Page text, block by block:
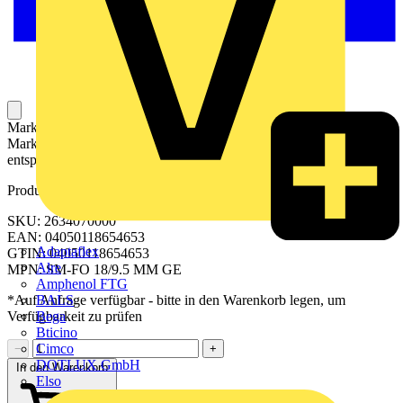
Adaptaflex
Alre
Amphenol FTG
BALS
Bega
Bticino
Cimco
DOTLUX GmbH
Elso
Markierer für die Kennzeichnung von Betriebsmitteln. Die
Markierer können mit einem Drucker oder Plotter und
entsprechender Software beschriftet werden.
Produktkennzeichen
SKU: 2634070000
EAN: 04050118654653
GTIN: 04050118654653
MPN: SM-FO 18/9.5 MM GE
*Auf Anfrage verfügbar - bitte in den Warenkorb legen, um
Verfügbarkeit zu prüfen
−
+
In den Warenkorb